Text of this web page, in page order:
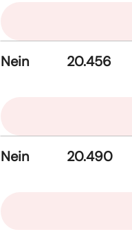
Nein 20.456
Nein 20.490